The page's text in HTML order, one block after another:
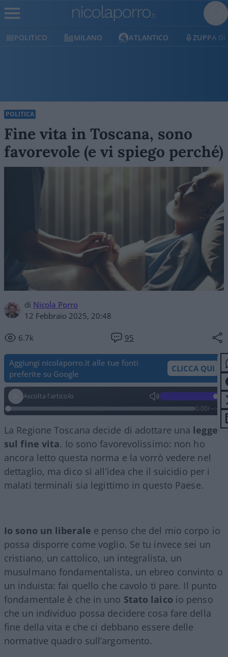
MILANO ATLANTICO ZUPPA DI PORRO
POLITICA
Fine vita in Toscana, sono
favorevole (e vi spiego perché)
di Nicola Porro
12 Febbraio 2025, 20:48
6.7k 95
Aggiungi nicolaporro.it alle tue fonti
preferite su Google
CLICCA QUI
Ascolta l'articolo
0:00/--:--
La Regione Toscana decide di adottare una legge
sul fine vita. Io sono favorevolissimo: non ho
ancora letto questa norma e la vorrò vedere nel
dettaglio, ma dico sì all’idea che il suicidio per i
malati terminali sia legittimo in questo Paese.
Io sono un liberale e penso che del mio corpo io
possa disporre come voglio. Se tu invece sei un
cristiano, un cattolico, un integralista, un
musulmano fondamentalista, un ebreo convinto o
un induista: fai quello che cavolo ti pare. Il punto
fondamentale è che in uno Stato laico io penso
che un individuo possa decidere cosa fare della
fine della vita e che ci debbano essere delle
normative quadro sull’argomento.